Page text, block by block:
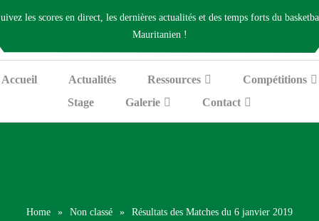
les scores en direct, les dernières actualités et des temps forts du
Mauritanien !
Accueil Actualités Ressources
Compétitions
Stage
Galerie Contact
Home » Non classé » Résultats des Matches du 6 janvier 2019